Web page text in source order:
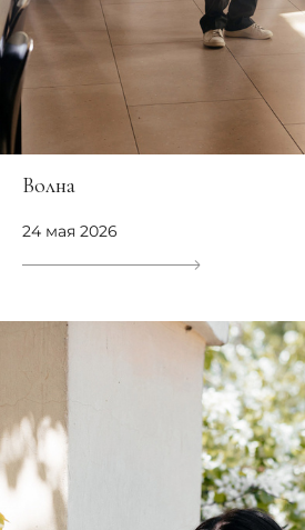
Волна
24 мая 2026